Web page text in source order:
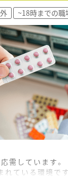
。
できます。
~18時までの職
需しています。
ている環境です